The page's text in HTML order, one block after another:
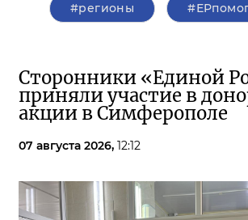
#регионы
Сторонники «Единой
приняли участие в
акции в Симферополе
07 августа 2026, 12:12